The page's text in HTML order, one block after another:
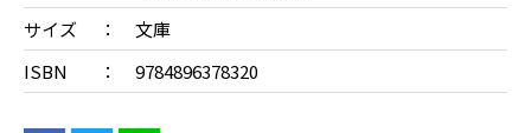
サイズ
文庫
ISBN
9784896378320